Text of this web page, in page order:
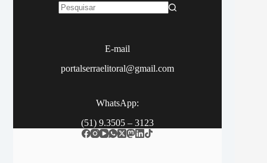
E-mail
portalserraelitoral@gmail.com
WhatsApp:
(51) 9.3505 – 3123